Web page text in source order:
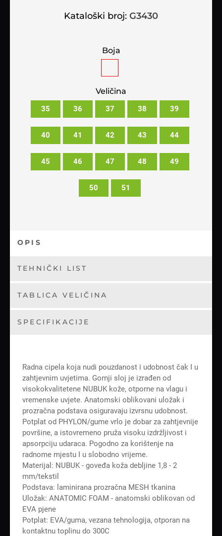
Kataloški broj: G3430
Boja
Veličina
35 36 37 38 39
40 41 42 43 44
45 46 47 48 49
50 51
OPIS
TEHNIČKI LIST
TABLICA VELIČINA
SPECIFIKACIJE
Radna cipela koja nudi pouzdanost i udobnost čak I u
zahtjevnim uvjetima. Gornji sloj je izrađen od
visokokvalitetene NUBUK kože, otporne na vlagu i
vremenske uvjete. Anatomski oblikovani uložak i
prozračna podstava osiguravaju izvrsnu udobnost.
Potplat od PHYLON/gume vrlo je dobar za zahtjevnije
površine, a istovremeno pruža visoku izdržljivost i
apsorpciju udaraca. Pogodno za korištenje na
radnome mjestu I u slobodno vrijeme.
Materijal: NUBUK - goveđa koža debljine 1,8 - 2
mm/tekstil
Podstava: laminirana prozračna MESH tkanina
Uložak: ANATOMIC FOAM - anatomski oblikovan od
EVA pjene
Potplat: EVA/guma, vezana tehnologija, otporan na
kontaktnu toplinu do 300C